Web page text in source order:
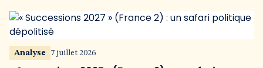
Analyse 7 juillet 2026